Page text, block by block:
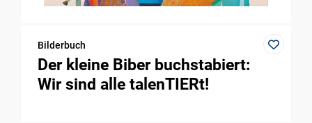
Bilderbuch
Der kleine Biber buchstabiert:
Wir sind alle talenTIERt!